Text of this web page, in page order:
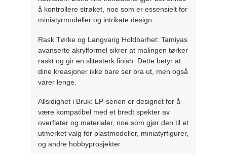
å kontrollere strøket, noe som er essensielt for
miniatyrmodeller og intrikate design.
Rask Tørke og Langvarig Holdbarhet: Tamiyas
avanserte akrylformel sikrer at malingen tørker
raskt og gir en slitesterk finish. Dette betyr at
dine kreasjoner ikke bare ser bra ut, men også
varer lenge.
Allsidighet i Bruk: LP-serien er designet for å
være kompatibel med et bredt spekter av
overflater og materialer, noe som gjør den til et
utmerket valg for plastmodeller, miniatyrfigurer,
og andre hobbyprosjekter.